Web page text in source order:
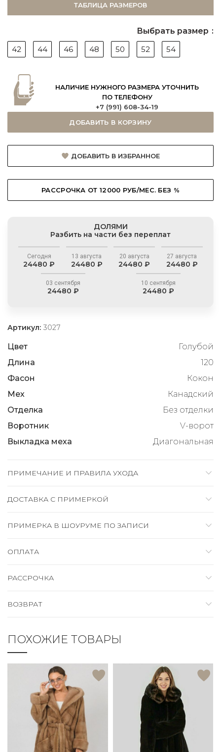
ТАБЛИЦА РАЗМЕРОВ
Выбрать размер
42
44 46 48 50 52 54
НАЛИЧИЕ НУЖНОГО РАЗМЕРА УТОЧНИТЬ
ПО ТЕЛЕФОНУ
+7 (991) 608-34-19
ДОБАВИТЬ В КОРЗИНУ
ДОБАВИТЬ В ИЗБРАННОЕ
РАССРОЧКА ОТ 12000 РУБ/МЕС. БЕЗ %
ДОЛЯМИ
Разбить на части без переплат
Сегодня
24480 ₽
13 августа
24480 ₽
20 августа
24480 ₽
27 августа
24480 ₽
03 сентября
24480 ₽
10 сентября
24480 ₽
Артикул: 3027
Цвет
Голубой
Длина
120
Фасон
Кокон
Мех
Канадский
Отделка
Без отделки
Воротник
V-ворот
Выкладка меха
Диагональная
ПРИМЕЧАНИЕ И ПРАВИЛА УХОДА
ДОСТАВКА C ПРИМЕРКОЙ
ПРИМЕРКА В ШОУРУМЕ ПО ЗАПИСИ
ОПЛАТА
РАССРОЧКА
ВОЗВРАТ
ПОХОЖИЕ ТОВАРЫ